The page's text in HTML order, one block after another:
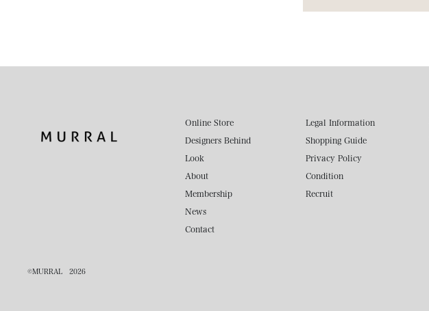
Online Store
Designers Behind
Look
About
Membership
News
Contact
Legal Information
Shopping Guide
Privacy Policy
Condition
Recruit
©MURRAL 2026